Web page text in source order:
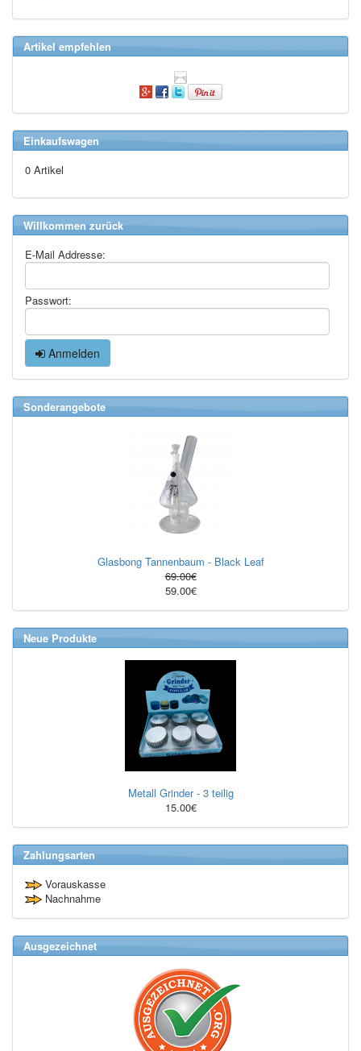
Artikel empfehlen
Einkaufswagen
0 Artikel
Willkommen zurück
E-Mail Addresse:
Passwort:
Anmelden
Sonderangebote
Glasbong Tannenbaum - Black Leaf
69.00€
59.00€
Neue Produkte
Metall Grinder - 3 teilig
15.00€
Zahlungsarten
Vorauskasse
Nachnahme
Ausgezeichnet